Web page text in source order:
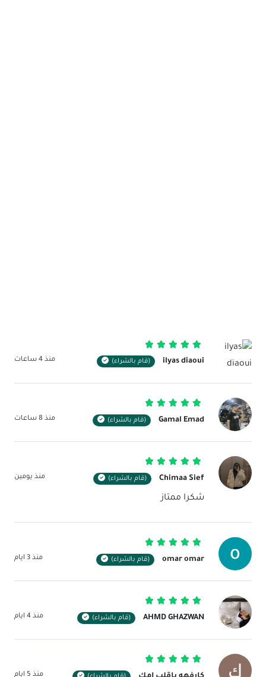
تم التقييم5من 5
ilyas diaoui (قام بالشراء) منذ 4 ساعات
Gamal Emad (قام بالشراء) منذ 8 ساعات
Chimaa Sief (قام بالشراء) منذ يومين
شكرا ممتاز
omar omar (قام بالشراء) منذ 3 ايام
AHMD GHAZWAN (قام بالشراء) منذ 4 ايام
5من 5
منذ 5 ايام